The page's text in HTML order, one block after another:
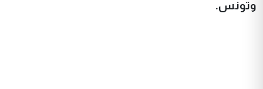
وتونس.